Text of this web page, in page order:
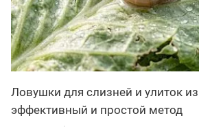
Ловушки для слизней и улиток
эффективный и простой метод